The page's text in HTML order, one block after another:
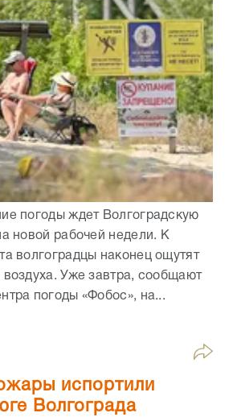
погоды ждет Волгоградскую
новой рабочей недели. К
волгоградцы наконец ощутят
воздуха. Уже завтра, сообщают
погоды «Фобос», на...
испортили
Волгограда